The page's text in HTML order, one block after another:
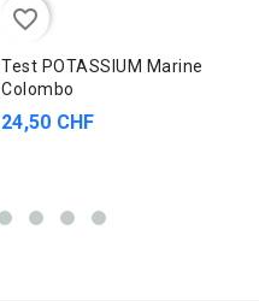
favorite_border
Test POTASSIUM Marine
Colombo
24,50 CHF